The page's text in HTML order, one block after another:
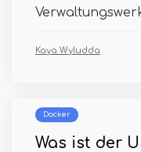
Kaya Wyludda
Docker
Was ist der